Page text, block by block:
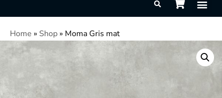
Home » Shop » Moma Gris mat